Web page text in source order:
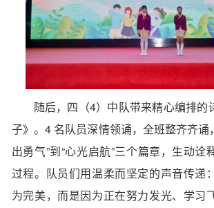
随后，四（4）中队带来精心编排的
子》。4 名队员深情领诵，全班整齐齐诵
出勇气”到“心光启航”三个篇章，生动诠
过程。队员们用温柔而坚定的声音传递
为完美，而是因为正在努力发光、学习